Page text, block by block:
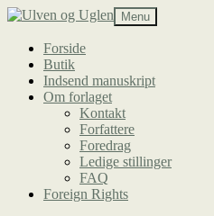
Spring
navigation
Spring
indhold
Menu
Forside
Butik
Indsend manuskript
Om forlaget
Kontakt
Forfattere
Foredrag
Ledige stillinger
FAQ
Foreign Rights